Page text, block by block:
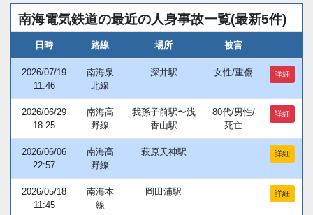
南海電気鉄道の最近の人身事故一覧(最新5件)
日時 路線 場所 被害
2026/07/19
11:46
南海泉
北線
深井駅 女性/重傷 詳細
2026/06/29
18:25
南海高
野線
我孫子前駅〜浅
香山駅
80代/男性/
死亡
詳細
2026/06/06
22:57
南海高
野線
萩原天神駅 詳細
2026/05/18
11:45
南海本
線
岡田浦駅 詳細